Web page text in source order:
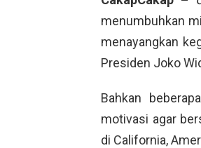
menumbuhkan
menayangkan
Presiden Joko
Bahkan
motivasi agar
di California,